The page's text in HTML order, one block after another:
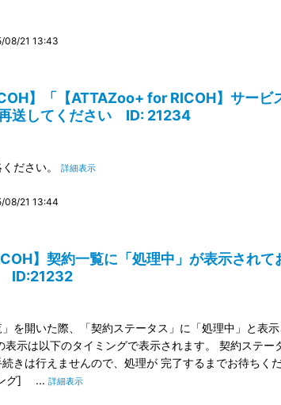
08/21 13:43
】「【ATTAZoo+ for RICOH】サービ
送してください ID: 21234
ださい。 詳細表示
08/21 13:44
】契約一覧に「処理中」が表示されて
ID:21232
を開いた際、「契約ステータス」に「処理中」と表
表示は以下のタイミングで表示されます。 契約ステー
続きは行えませんので、処理が 完了するまでお待ち
ング] ... 詳細表示